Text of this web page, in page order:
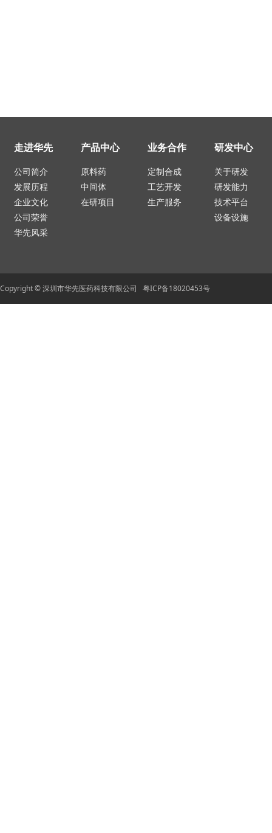
走进华先
公司简介
发展历程
企业文化
公司荣誉
华先风采
产品中心
原料药
中间体
在研项目
业务合作
定制合成
工艺开发
生产服务
研发中心
关于研发
研发能力
技术平台
设备设施
Copyright © 深圳市华先医药科技有限公司 粤ICP备18020453号